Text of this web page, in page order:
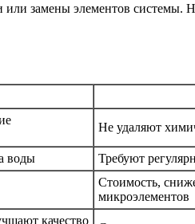
или замены элементов
Не удаляют
воды
Требуют
Стоимость,
микроэлементов
качество